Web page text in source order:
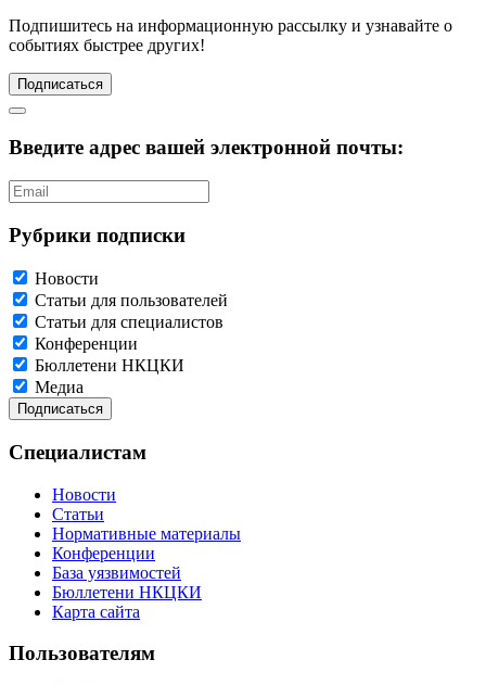
Подпишитесь на информационную рассылку и узнавайте о
событиях быстрее других!
Подписаться
Введите адрес вашей электронной почты:
Рубрики подписки
Новости
Статьи для пользователей
Статьи для специалистов
Конференции
Бюллетени НКЦКИ
Медиа
Специалистам
Новости
Статьи
Нормативные материалы
Конференции
База уязвимостей
Бюллетени НКЦКИ
Карта сайта
Пользователям